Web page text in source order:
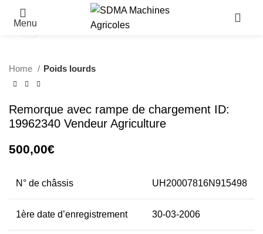
Menu Click to enlarge
Home Poids lourds
Remorque avec rampe de chargement ID:
19962340 Vendeur Agriculture
500,00€
N° de châssis UH20007816N915498
1ère date d’enregistrement 30-03-2006